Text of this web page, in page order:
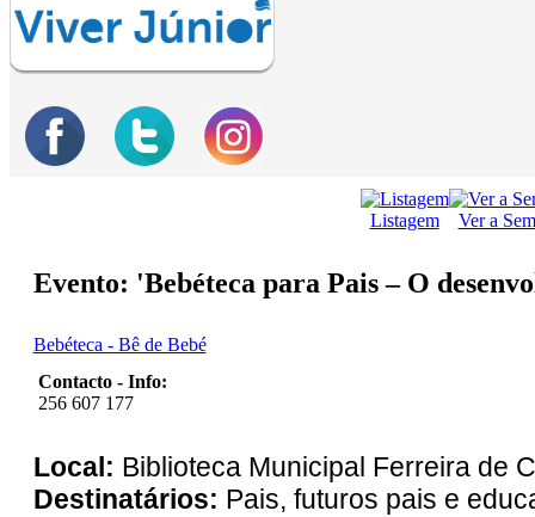
Listagem Ver a
Evento: 'Bebéteca para Pais – O
Bebéteca - Bê de Bebé
Contacto - Info:
256 607 177
Local: Biblioteca Municipal Ferreira de
Destinatários: Pais, futuros pais e